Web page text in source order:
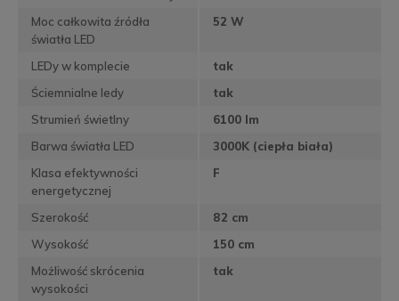
Moc całkowita źródła
światła LED
52 W
LEDy w komplecie
tak
Ściemnialne ledy
tak
Strumień świetlny
6100 lm
Barwa światła LED
3000K (ciepła biała)
Klasa efektywności
energetycznej
F
Szerokość
82 cm
Wysokość
150 cm
Możliwość skrócenia
wysokości
tak